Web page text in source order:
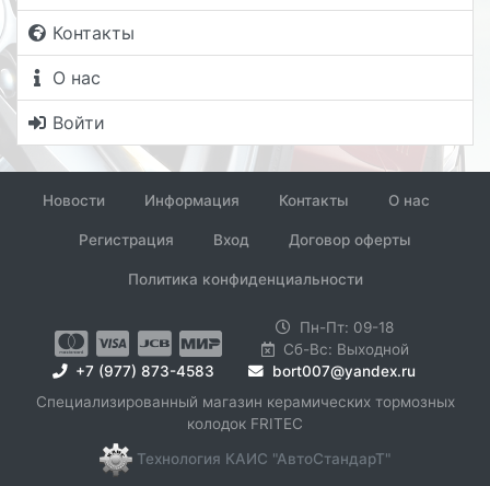
Контакты
О нас
Войти
Новости Информация Контакты О нас
Регистрация Вход Договор оферты
Политика конфиденциальности
Пн-Пт: 09-18
Сб-Вс: Выходной
+7 (977) 873-4583
bort007@yandex.ru
Специализированный магазин керамических тормозных
колодок FRITEC
Технология КАИС "АвтоСтандарТ"